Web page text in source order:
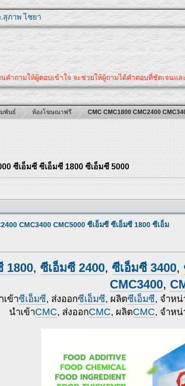
สุภาพ ไชยา
ให้ผู้ตอบเข้าใจ จะช่วยให้ผู้ถามได้คำตอบที่ชัดเจนและรวดเ
พันธ์ ห้องโฆษณาฟรี CMC CMC1800 CMC2400
ซีเอ็มซี ซีเอ็มซี 1800 ซีเอ็มซี 5000
CMC3400 CMC5000 ซีเอ็มซี ซีเอ็มซี 1800 ซีเอ็ม
1800,ซีเอ็มซี 2400,ซีเอ็มซี 3400,
CMC3400,
เข้าซีเอ็มซี, ส่งออกซีเอ็มซี, ผลิตซีเอ็มซี, จำหน่
นำเข้าCMC, ส่งออกCMC, ผลิตCMC, จำหน่